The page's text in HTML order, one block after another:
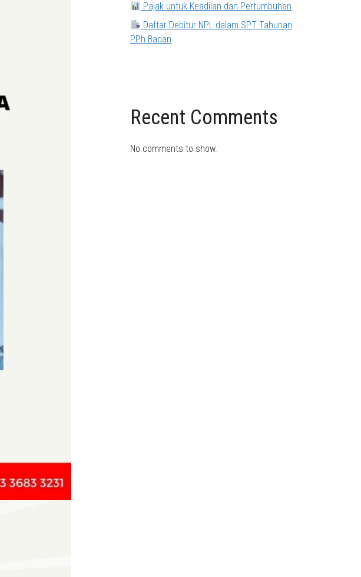
Pajak untuk Keadilan dan Pertumbuhan
Daftar Debitur NPL dalam SPT Tahunan
PPh Badan
Recent Comments
No comments to show.